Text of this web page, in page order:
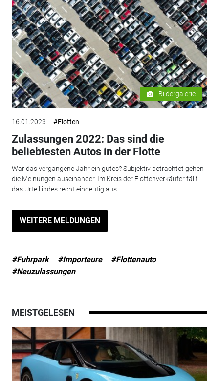
Bildergalerie
16.01.2023 #Flotten
Zulassungen 2022: Das sind die
beliebtesten Autos in der Flotte
War das vergangene Jahr ein gutes? Subjektiv betrachtet gehen
die Meinungen auseinander. Im Kreis der Flottenverkäufer fällt
das Urteil indes recht eindeutig aus.
WEITERE MELDUNGEN
#Fuhrpark #Importeure
#Flottenauto
#Neuzulassungen
MEISTGELESEN